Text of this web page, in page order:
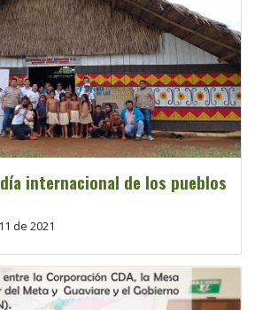
internacional de los pueblos
de 2021